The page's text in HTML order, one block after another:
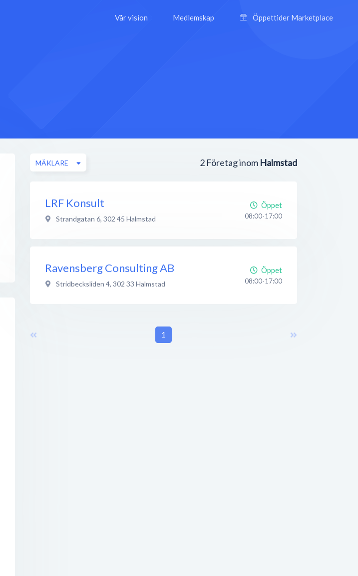
Vår vision Medlemskap Öppettider Marketplace
2 Företag inom Halmstad
MÄKLARE
LRF Konsult
Strandgatan 6, 302 45 Halmstad
Öppet
08:00-17:00
Ravensberg Consulting AB
Stridbecksliden 4, 302 33 Halmstad
Öppet
08:00-17:00
1